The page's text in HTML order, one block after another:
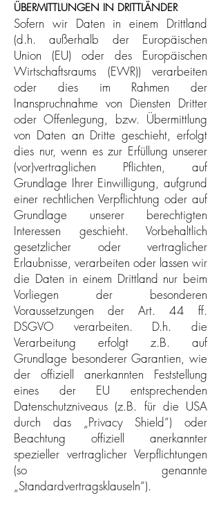
ÜBERMITTLUNGEN IN DRITTLÄNDER
Sofern wir Daten in einem Drittland
(d.h. außerhalb der Europäischen
Union (EU) oder des Europäischen
Wirtschaftsraums (EWR)) verarbeiten
oder dies im Rahmen der
Inanspruchnahme von Diensten Dritter
oder Offenlegung, bzw. Übermittlung
von Daten an Dritte geschieht, erfolgt
dies nur, wenn es zur Erfüllung unserer
(vor)vertraglichen Pflichten, auf
Grundlage Ihrer Einwilligung, aufgrund
einer rechtlichen Verpflichtung oder auf
Grundlage unserer berechtigten
Interessen geschieht. Vorbehaltlich
gesetzlicher oder vertraglicher
Erlaubnisse, verarbeiten oder lassen wir
die Daten in einem Drittland nur beim
Vorliegen der besonderen
Voraussetzungen der Art. 44 ff.
DSGVO verarbeiten. D.h. die
Verarbeitung erfolgt z.B. auf
Grundlage besonderer Garantien, wie
der offiziell anerkannten Feststellung
eines der EU entsprechenden
Datenschutzniveaus (z.B. für die USA
durch das „Privacy Shield“) oder
Beachtung offiziell anerkannter
spezieller vertraglicher Verpflichtungen
(so genannte
„Standardvertragsklauseln“).